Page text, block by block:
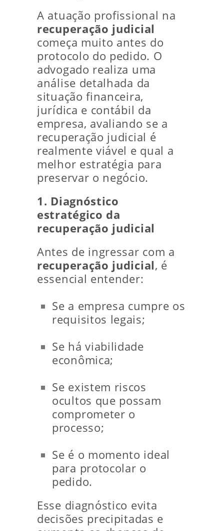
A atuação profissional na
recuperação judicial
começa muito antes do
protocolo do pedido. O
advogado realiza uma
análise detalhada da
situação financeira,
jurídica e contábil da
empresa, avaliando se a
recuperação judicial é
realmente viável e qual a
melhor estratégia para
preservar o negócio.
1. Diagnóstico
estratégico da
recuperação judicial
Antes de ingressar com a
recuperação judicial, é
essencial entender:
Se a empresa cumpre os
requisitos legais;
Se há viabilidade
econômica;
Se existem riscos
ocultos que possam
comprometer o
processo;
Se é o momento ideal
para protocolar o
pedido.
Esse diagnóstico evita
decisões precipitadas e